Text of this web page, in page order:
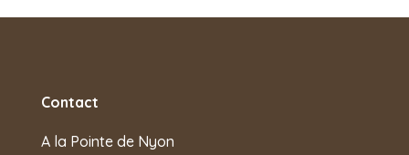
Contact
A la Pointe de Nyon